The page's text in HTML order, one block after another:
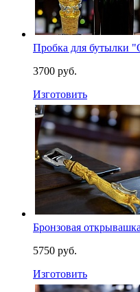
Пробка для бутылки
3700 руб.
Изготовить
Бронзовая
5750 руб.
Изготовить